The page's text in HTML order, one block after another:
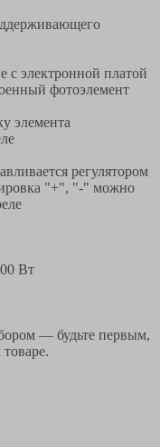
с электронной платой
фотоэлемент
элемента
регулятором
"+", "-" можно
Вт
— будьте первым,